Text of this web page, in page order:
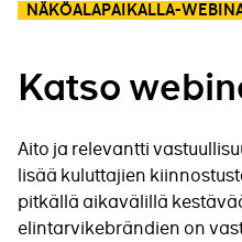
NÄKÖALAPAIKALLA-
Katso
Aito ja relevantti
lisää kuluttajien
pitkällä aikavälillä
elintarvikebrändien on